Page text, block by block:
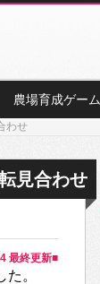
農場育成ゲーム
わせ
見合わせ
最終更新■
。